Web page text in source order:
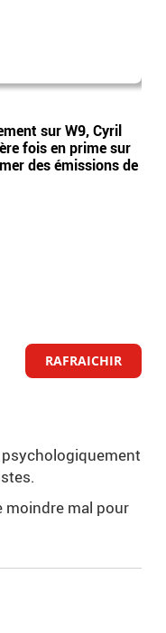
sur W9, Cyril
fois en prime sur
des émissions de
RAFRAICHIR
moindre mal pour